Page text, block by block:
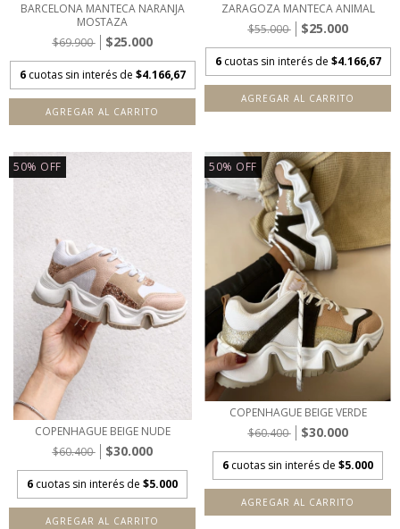
BARCELONA MANTECA NARANJA
MOSTAZA
$69.900
$25.000
6 cuotas sin interés de $4.166,67
AGREGAR AL CARRITO
ZARAGOZA MANTECA ANIMAL
$55.000
$25.000
6 cuotas sin interés de $4.166,67
AGREGAR AL CARRITO
50% OFF
COPENHAGUE BEIGE NUDE
$60.400
$30.000
6 cuotas sin interés de $5.000
AGREGAR AL CARRITO
50% OFF
COPENHAGUE BEIGE VERDE
$60.400
$30.000
6 cuotas sin interés de $5.000
AGREGAR AL CARRITO